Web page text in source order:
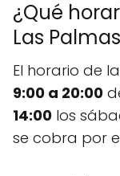
¿Qué
Las
El horario de
9:00 a 20:00
14:00 los
se cobra por